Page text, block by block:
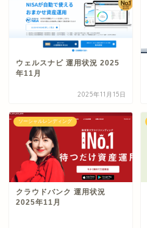
ウェルスナビ 運用状況 2025
年11月
2025年11月15日
ソーシャルレンディング
クラウドバンク 運用状況
2025年11月